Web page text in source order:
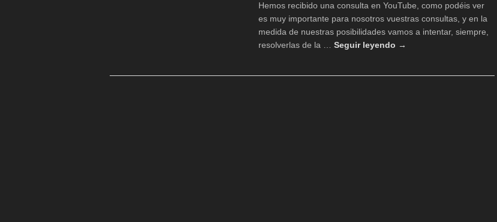
it
´s
made?
Soporte
Hemos recibido una consulta en YouTube, como podéis ver
es muy importante para nosotros vuestras consultas, y en la
medida de nuestras posibilidades vamos a intentar, siempre,
resolverlas de la … Seguir leyendo →